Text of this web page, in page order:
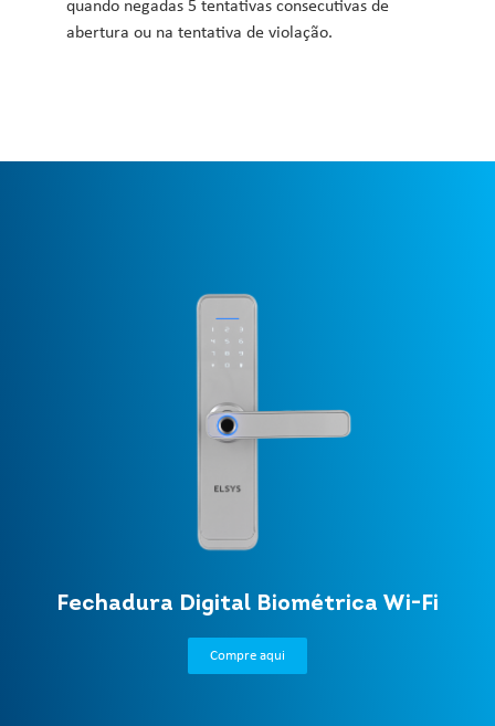
quando negadas 5 tentativas consecutivas de
abertura ou na tentativa de violação.
Fechadura Digital Biométrica Wi-Fi
Compre aqui